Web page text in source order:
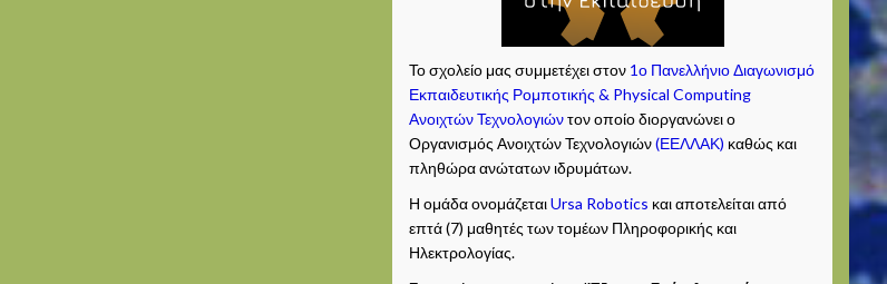
Το σχολείο μας συμμετέχει στον 1ο Πανελλήνιο Διαγωνισμό
Εκπαιδευτικής Ρομποτικής & Physical Computing
Ανοιχτών Τεχνολογιώντον οποίο διοργανώνει ο
Οργανισμός Ανοιχτών Τεχνολογιών(ΕΕΛΛΑΚ) καθώς και
πληθώρα ανώτατων ιδρυμάτων.
Η ομάδα ονομάζεταιUrsa Robotics και αποτελείται από
επτά (7) μαθητές των τομέων Πληροφορικής και
Ηλεκτρολογίας.